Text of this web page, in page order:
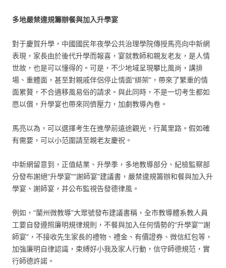
多地嚴禁違規籌辦餐與加入升學宴
對于慶賀升學，中國國民年夜學公共治理學院傳授馬亮向中新網
表現，家長由於後代升學而報喜，宴就教師和親友老友，是人情
世故，也是可以懂得的。可是，不少地域呈現攀比風尚，講排
場、重體面，甚至對親戚伴侶停止情面“綁架”，帶來了繁重的情
面累贅，不合適移風易俗的請求。與此同時，不是一切考生都如
愿以償，升學宴也帶來同儕壓力，加劇教導內卷。
馬亮以為，可以選擇考生在進學前遠途觀光，行萬里路。假如確
有需要，可以小范圍請至親老友慶祝。
中新網留意到，正值結業、升學季，多地教導部分、紀檢監察部
分發布謝絕“升學宴”“謝師宴”建議書，嚴禁違規籌辦和餐與加入升
學宴、謝師宴，并公布監視告發德律風。
例如，“蘭州微教導”大眾號發布建議書稱，全市教導體系教人員
工要自發遵照廉明規律規則，不餐與加入任何情勢的“升學宴”“謝
師宴”，不接收先生家長的禮物、禮金、有價證券、微信紅包等，
加強廉明自律認識，束縛好小我及家人行動，信守師德規范，實
行師德許諾。